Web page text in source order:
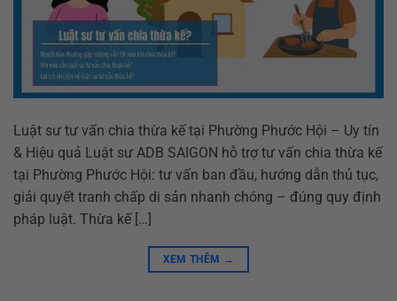
Luật sư tư vấn chia thừa kế tại Phường Phước Hội – Uy tín
& Hiệu quả Luật sư ADB SAIGON hỗ trợ tư vấn chia thừa kế
tại Phường Phước Hội: tư vấn ban đầu, hướng dẫn thủ tục,
giải quyết tranh chấp di sản nhanh chóng – đúng quy định
pháp luật. Thừa kế […]
XEM THÊM →